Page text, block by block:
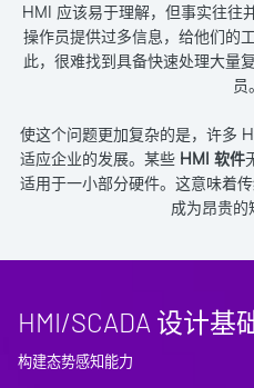
HMI 应该易于理解，但事实往往
操作员提供过多信息，给他们的
此，很难找到具备快速处理大量
员。
使这个问题更加复杂的是，许多
适应企业的发展。某些 HMI 软件
适用于一小部分硬件。这意味着
成为昂贵的
HMI/SCADA 设计基
构建态势感知能力